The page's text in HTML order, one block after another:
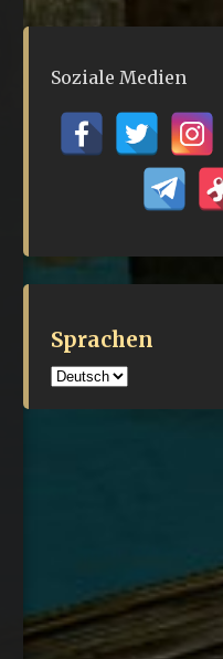
Soziale Medien
Sprachen
Sprachen